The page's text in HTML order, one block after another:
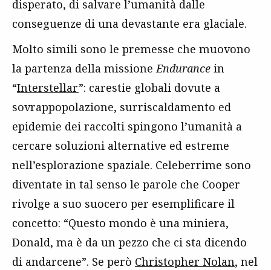
disperato, di salvare l’umanità dalle
conseguenze di una devastante era glaciale.
Molto simili sono le premesse che muovono
la partenza della missioneEndurance in
“Interstellar”: carestie globali dovute a
sovrappopolazione, surriscaldamento ed
epidemie dei raccolti spingono l’umanità a
cercare soluzioni alternative ed estreme
nell’esplorazione spaziale. Celeberrime sono
diventate in tal senso le parole che Cooper
rivolge a suo suocero per esemplificare il
concetto: “Questo mondo è una miniera,
Donald, ma è da un pezzo che ci sta dicendo
di andarcene”. Se però Christopher Nolan, nel